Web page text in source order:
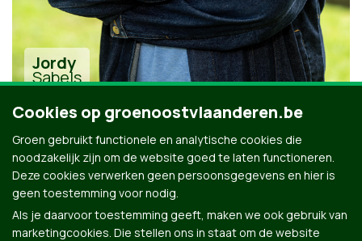
Jordy
Sabels
Alle kandidaten uit District Gent-Eeklo
Cookies op groenoostvlaanderen.be
Groen gebruikt functionele en analytische cookies die
noodzakelijk zijn om de website goed te laten functioneren.
Deze cookies verwerken geen persoonsgegevens en hier is
geen toestemming voor nodig.
Als je daarvoor toestemming geeft, maken we ook gebruik van
marketingcookies. Die stellen ons in staat om de website